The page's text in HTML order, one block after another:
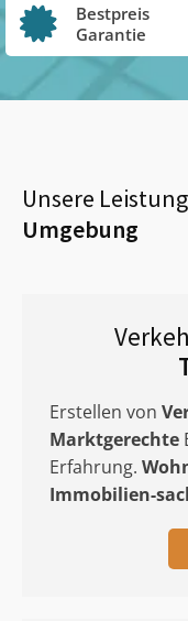
Bestpreis
Garantie
Unsere
Umgebung
Erstellen von
Marktgerechte
Erfahrung.
Immobilien-